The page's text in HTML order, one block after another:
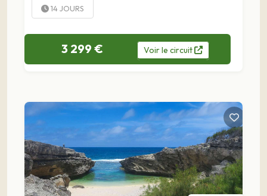
ses caprices volcaniques comme le cirque de...
14 JOURS
3 299 € Voirle circuit